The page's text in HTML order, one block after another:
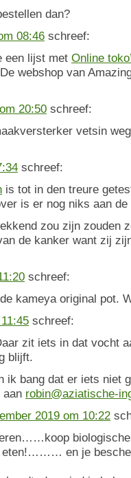
dan?
08:46 schreef:
een lijst met Online
webshop van
20:50 schreef:
vetsin
schreef:
is tot in den treure
is er nog niks aan de
zou zijn zouden
de kanker want zij
schreef:
kameya original pot.
schreef:
zit iets in dat vocht
blijft.
ik bang dat er iets niet
aan robin@aziatische-
2019 om 10:22
eten!……… en je